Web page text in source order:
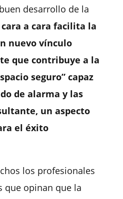
desarrollo de la
a cara facilita la
nuevo vínculo
que contribuye a la
seguro” capaz
de alarma y las
un aspecto
el éxito
los profesionales
que opinan que la